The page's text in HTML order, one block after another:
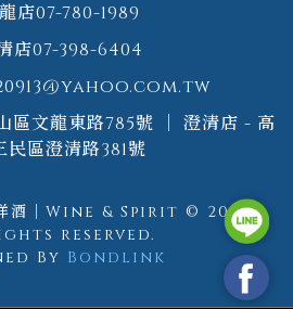
店07-780-1989
店07-398-6404
區文龍東路785號 ｜ 澄清店 - 高
民區澄清路381號
酒｜Wine & Spirit © 2026.
reserved.
By Bondlink